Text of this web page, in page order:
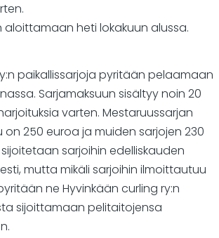
aloittamaan heti lokakuun alussa.
paikallissarjoja pyritään pelaamaan
Sarjamaksuun sisältyy noin 20
varten. Mestaruussarjan
on 250 euroa ja muiden sarjojen 230
sarjoihin edelliskauden
mutta mikäli sarjoihin ilmoittautuu
ne Hyvinkään curling ry:n
sijoittamaan pelitaitojensa